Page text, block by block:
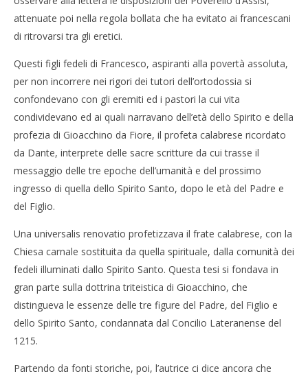
attenuate poi nella regola bollata che ha evitato ai francescani
di ritrovarsi tra gli eretici.
Questi figli fedeli di Francesco, aspiranti alla povertà assoluta,
per non incorrere nei rigori dei tutori dell’ortodossia si
confondevano con gli eremiti ed i pastori la cui vita
condividevano ed ai quali narravano dell’età dello Spirito e della
profezia di Gioacchino da Fiore, il profeta calabrese ricordato
da Dante, interprete delle sacre scritture da cui trasse il
messaggio delle tre epoche dell’umanità e del prossimo
ingresso di quella dello Spirito Santo, dopo le età del Padre e
del Figlio.
Una universalis renovatio profetizzava il frate calabrese, con la
Chiesa carnale sostituita da quella spirituale, dalla comunità dei
fedeli illuminati dallo Spirito Santo. Questa tesi si fondava in
gran parte sulla dottrina triteistica di Gioacchino, che
distingueva le essenze delle tre figure del Padre, del Figlio e
dello Spirito Santo, condannata dal Concilio Lateranense del
1215.
Partendo da fonti storiche, poi, l’autrice ci dice ancora che